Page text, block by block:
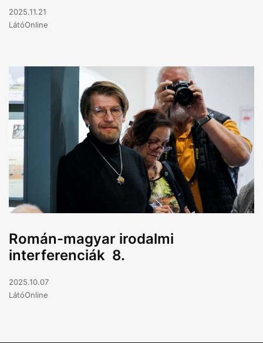
2025.11.21
LátóOnline
Román-magyar irodalmi
interferenciák 8.
2025.10.07
LátóOnline